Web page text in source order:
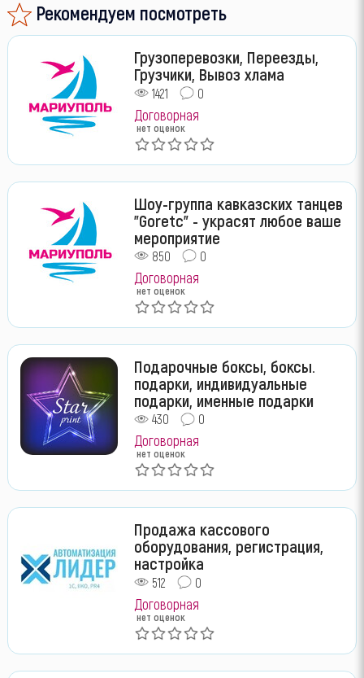
Рекомендуем посмотреть
Грузоперевозки, Переезды,
Грузчики, Вывоз хлама
1421 0
Договорная
нет оценок
Шоу-группа кавказских танцев
"Goretc" - украсят любое ваше
мероприятие
850 0
Договорная
нет оценок
Подарочные боксы, боксы.
подарки, индивидуальные
подарки, именные подарки
430 0
Договорная
нет оценок
Продажа кассового
оборудования, регистрация,
настройка
512 0
Договорная
нет оценок